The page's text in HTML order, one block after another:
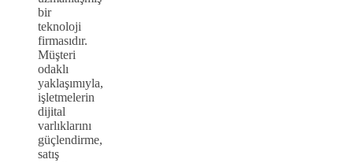
bir
teknoloji
firmasıdır.
Müşteri
odaklı
yaklaşımıyla,
işletmelerin
dijital
varlıklarını
güçlendirme,
satış